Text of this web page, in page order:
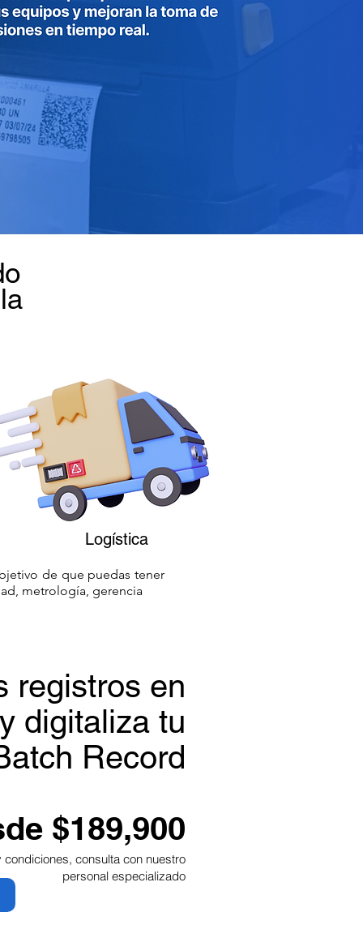
Logística
de que puedas tener
metrología, gerencia
registros en
digitaliza tu
Record
$189,900
consulta con nuestro
personal especializado